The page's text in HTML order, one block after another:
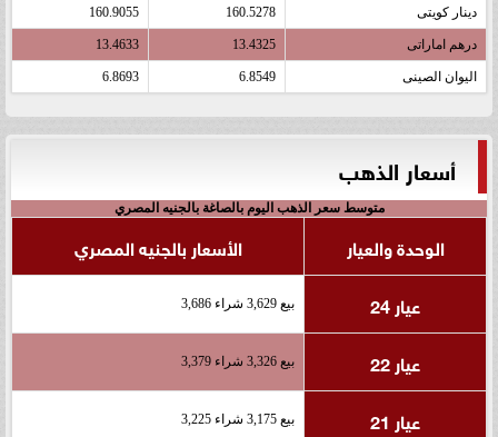
دينار كويتى 160.5278
160.9055
درهم اماراتى 13.4325
13.4633
اليوان الصينى 6.8549
6.8693
أسعار الذهب
متوسط سعر الذهب اليوم بالصاغة بالجنيه المصري
الوحدة والعيار
الأسعار بالجنيه المصري
عيار 24
بيع 3,629 شراء 3,686
عيار 22 بيع 3,326 شراء 3,379
عيار 21 بيع 3,175 شراء 3,225